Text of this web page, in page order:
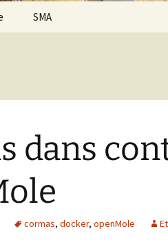
SMA
dans
cormas, docker, openMole